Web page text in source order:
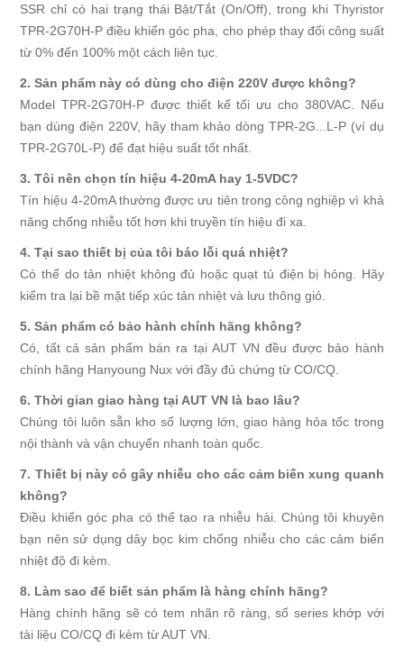
SSR chỉ có hai trạng thái Bật/Tắt (On/Off), trong khi Thyristor
TPR-2G70H-P điều khiển góc pha, cho phép thay đổi công suất
từ 0% đến 100% một cách liên tục.
2. Sản phẩm này có dùng cho điện 220V được không?
Model TPR-2G70H-P được thiết kế tối ưu cho 380VAC. Nếu
bạn dùng điện 220V, hãy tham khảo dòng TPR-2G...L-P (ví dụ
TPR-2G70L-P) để đạt hiệu suất tốt nhất.
3. Tôi nên chọn tín hiệu 4-20mA hay 1-5VDC?
Tín hiệu 4-20mA thường được ưu tiên trong công nghiệp vì khả
năng chống nhiễu tốt hơn khi truyền tín hiệu đi xa.
4. Tại sao thiết bị của tôi báo lỗi quá nhiệt?
Có thể do tản nhiệt không đủ hoặc quạt tủ điện bị hỏng. Hãy
kiểm tra lại bề mặt tiếp xúc tản nhiệt và lưu thông gió.
5. Sản phẩm có bảo hành chính hãng không?
Có, tất cả sản phẩm bán ra tại AUT VN đều được bảo hành
chính hãng Hanyoung Nux với đầy đủ chứng từ CO/CQ.
6. Thời gian giao hàng tại AUT VN là bao lâu?
Chúng tôi luôn sẵn kho số lượng lớn, giao hàng hỏa tốc trong
nội thành và vận chuyển nhanh toàn quốc.
7. Thiết bị này có gây nhiễu cho các cảm biến xung quanh
không?
Điều khiển góc pha có thể tạo ra nhiễu hài. Chúng tôi khuyên
bạn nên sử dụng dây bọc kim chống nhiễu cho các cảm biến
nhiệt độ đi kèm.
8. Làm sao để biết sản phẩm là hàng chính hãng?
Hàng chính hãng sẽ có tem nhãn rõ ràng, số series khớp với
tài liệu CO/CQ đi kèm từ AUT VN.